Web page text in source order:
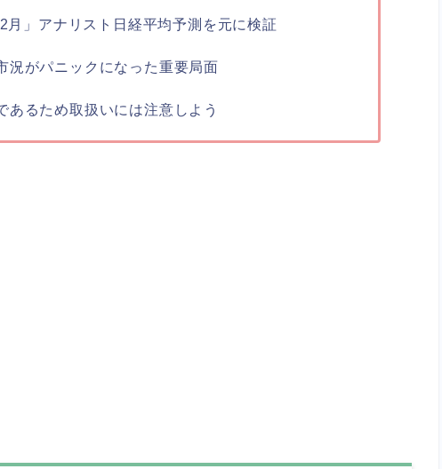
月」アナリスト日経平均予測を元に検証
況がパニックになった重要局面
あるため取扱いには注意しよう